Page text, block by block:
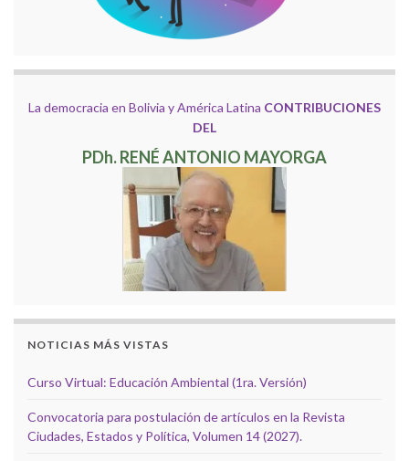
La democracia en Bolivia y América Latina CONTRIBUCIONES
DEL
PDh. RENÉ ANTONIO MAYORGA
NOTICIAS MÁS VISTAS
Curso Virtual: Educación Ambiental (1ra. Versión)
Convocatoria para postulación de artículos en la Revista
Ciudades, Estados y Política, Volumen 14 (2027).